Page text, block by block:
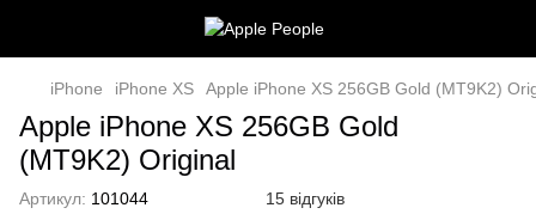
iPhone iPhone XS Apple iPhone XS 256GB Gold (MT9K2)
Apple iPhone XS 256GB Gold
(MT9K2) Original
Артикул: 101044 15 відгуків